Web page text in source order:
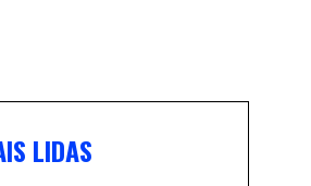
LIDAS